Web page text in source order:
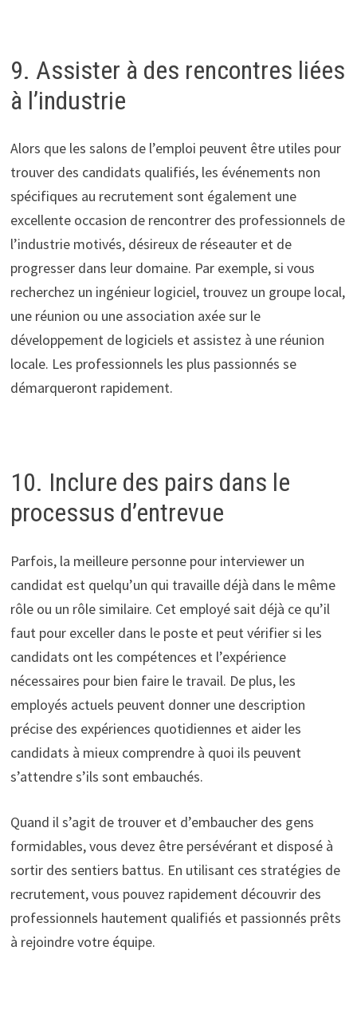
9. Assister à des rencontres liées
à l’industrie
Alors que les salons de l’emploi peuvent être utiles pour
trouver des candidats qualifiés, les événements non
spécifiques au recrutement sont également une
excellente occasion de rencontrer des professionnels de
l’industrie motivés, désireux de réseauter et de
progresser dans leur domaine. Par exemple, si vous
recherchez un ingénieur logiciel, trouvez un groupe local,
une réunion ou une association axée sur le
développement de logiciels et assistez à une réunion
locale. Les professionnels les plus passionnés se
démarqueront rapidement.
10. Inclure des pairs dans le
processus d’entrevue
Parfois, la meilleure personne pour interviewer un
candidat est quelqu’un qui travaille déjà dans le même
rôle ou un rôle similaire. Cet employé sait déjà ce qu’il
faut pour exceller dans le poste et peut vérifier si les
candidats ont les compétences et l’expérience
nécessaires pour bien faire le travail. De plus, les
employés actuels peuvent donner une description
précise des expériences quotidiennes et aider les
candidats à mieux comprendre à quoi ils peuvent
s’attendre s’ils sont embauchés.
Quand il s’agit de trouver et d’embaucher des gens
formidables, vous devez être persévérant et disposé à
sortir des sentiers battus. En utilisant ces stratégies de
recrutement, vous pouvez rapidement découvrir des
professionnels hautement qualifiés et passionnés prêts
à rejoindre votre équipe.